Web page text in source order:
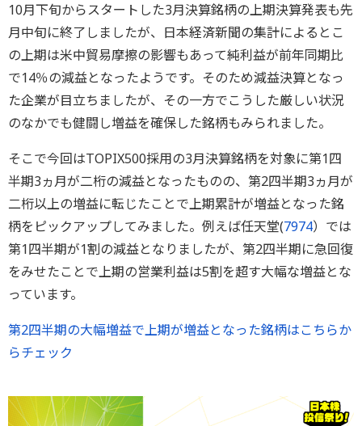
10月下旬からスタートした3月決算銘柄の上期決算発表も先
月中旬に終了しましたが、日本経済新聞の集計によるとこ
の上期は米中貿易摩擦の影響もあって純利益が前年同期比
で14％の減益となったようです。そのため減益決算となっ
た企業が目立ちましたが、その一方でこうした厳しい状況
のなかでも健闘し増益を確保した銘柄もみられました。
そこで今回はTOPIX500採用の3月決算銘柄を対象に第1四
半期3ヵ月が二桁の減益となったものの、第2四半期3ヵ月が
二桁以上の増益に転じたことで上期累計が増益となった銘
柄をピックアップしてみました。例えば任天堂(7974）では
第1四半期が1割の減益となりましたが、第2四半期に急回復
をみせたことで上期の営業利益は5割を超す大幅な増益とな
っています。
第2四半期の大幅増益で上期が増益となった銘柄はこちらか
らチェック